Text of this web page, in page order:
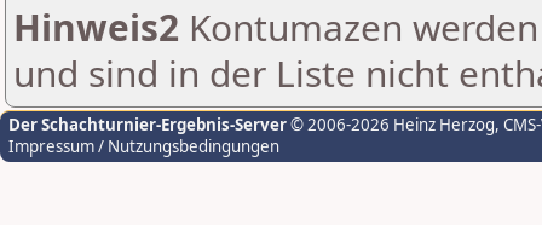
Hinweis2 Kontumazen
und sind in der Liste nicht
Der Schachturnier-Ergebnis-Server© 2006-2026 Heinz Herzog,
Impressum / Nutzungsbedingungen